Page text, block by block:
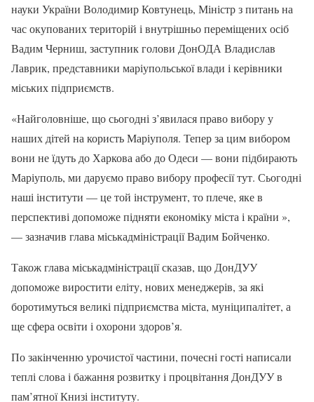
науки України Володимир Ковтунець, Міністр з питань на
час окупованих територій і внутрішньо переміщених осіб
Вадим Черниш, заступник голови ДонОДА Владислав
Лаврик, представники маріупольської влади і керівники
міських підприємств.
«Найголовніше, що сьогодні з’явилася право вибору у
наших дітей на користь Маріуполя. Тепер за цим вибором
вони не їдуть до Харкова або до Одеси — вони підбирають
Маріуполь, ми даруємо право вибору професії тут. Сьогодні
наші інститути — це той інструмент, то плече, яке в
перспективі допоможе підняти економіку міста і країни »,
— зазначив глава міськадміністрації Вадим Бойченко.
Також глава міськадміністрації сказав, що ДонДУУ
допоможе виростити еліту, нових менеджерів, за які
боротимуться великі підприємства міста, муніципалітет, а
ще сфера освіти і охорони здоров’я.
По закінченню урочистої частини, почесні гості написали
теплі слова і бажання розвитку і процвітання ДонДУУ в
пам’ятної Книзі інституту.